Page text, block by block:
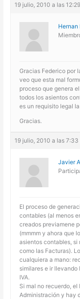
19 julio, 2010 a las
Hernan
Gracias Federico por
veo que esta mal
proceso que genera
todos los asientos
es un requisito legal
Gracias.
19 julio, 2010 a las 7:33
Javier
El proceso de
contables (al menos
creados previamene
(mmmm y ahora que
asientos contables, si
como las Facturas).
cualquiera a mano:
similares e ir
IVA.
Si mal no recuerdo,
Administración y hay